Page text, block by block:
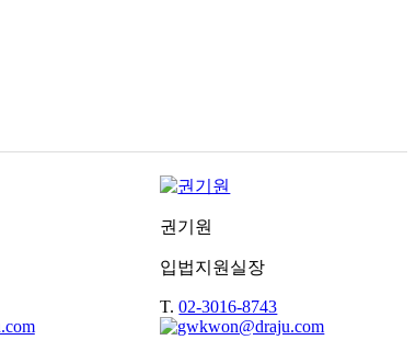
권기원
입법지원실장
T.02-3016-8743